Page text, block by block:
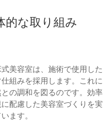
的な取り組み
美容室は、施術で使用した
組みを採用します。これに
の調和を図るのです。効率
配慮した美容室づくりを実
ます。